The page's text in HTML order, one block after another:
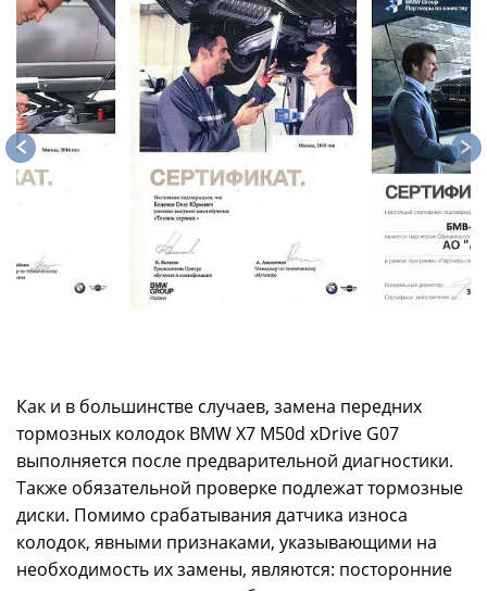
Как и в большинстве случаев, замена передних
тормозных колодок BMW X7 M50d xDrive G07
выполняется после предварительной диагностики.
Также обязательной проверке подлежат тормозные
диски. Помимо срабатывания датчика износа
колодок, явными признаками, указывающими на
необходимость их замены, являются: посторонние